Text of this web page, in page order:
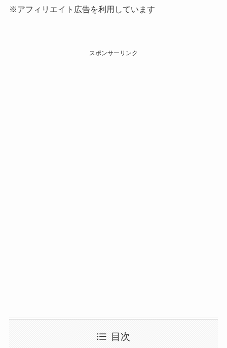
※アフィリエイト広告を利用しています
スポンサーリンク
目次